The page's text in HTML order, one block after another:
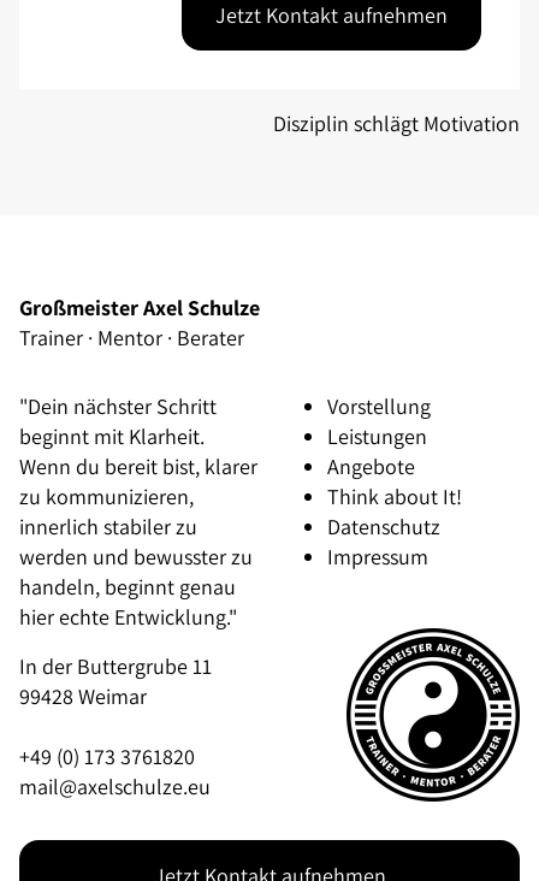
Jetzt Kontakt aufnehmen
Disziplin schlägt Motivation
Großmeister Axel Schulze
Trainer · Mentor · Berater
"Dein nächster Schritt
beginnt mit Klarheit.
Wenn du bereit bist, klarer
zu kommunizieren,
innerlich stabiler zu
werden und bewusster zu
handeln, beginnt genau
hier echte Entwicklung."
Vorstellung
Leistungen
Angebote
Think about It!
Datenschutz
Impressum
In der Buttergrube 11
99428 Weimar
+49 (0) 173 3761820
mail@axelschulze.eu